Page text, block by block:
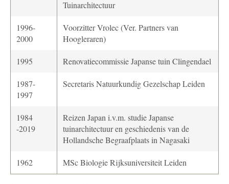
Tuinarchitectuur
1996-
2000
Voorzitter Vrolec (Ver. Partners van
Hoogleraren)
1995 Renovatiecommissie Japanse tuin Clingendael
1987-
1997
Secretaris Natuurkundig Gezelschap Leiden
1984
-2019
Reizen Japan i.v.m. studie Japanse
tuinarchitectuur en geschiedenis van de
Hollandsche Begraafplaats in Nagasaki
1962 MSc Biologie Rijksuniversiteit Leiden